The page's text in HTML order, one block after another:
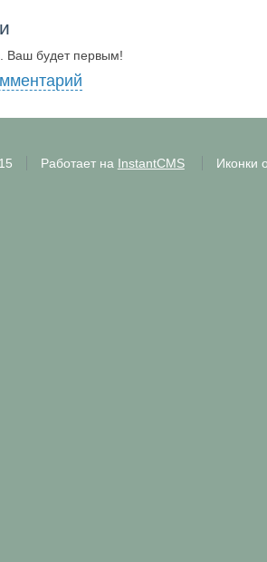
Ваш будет первым!
Работает на InstantCMS Иконки